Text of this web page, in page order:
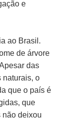
e
ao Brasil.
de árvore
das
naturais, o
que o país é
que
não deixou